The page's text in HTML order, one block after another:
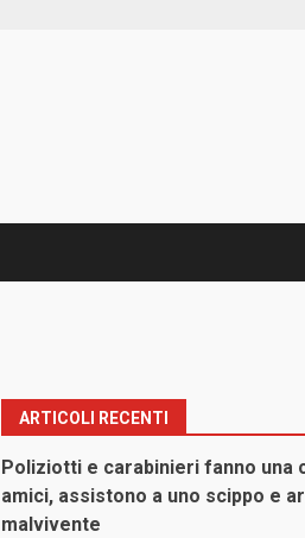
ARTICOLI RECENTI
Poliziotti e carabinieri fanno una
amici, assistono a uno scippo e
malvivente